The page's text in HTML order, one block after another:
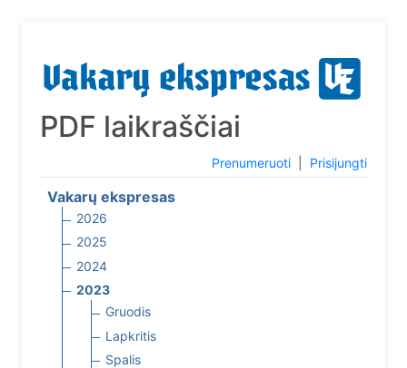
PDF laikraščiai
Prenumeruoti Prisijungti
Vakarų ekspresas
2026
2025
2024
2023
Gruodis
Lapkritis
Spalis